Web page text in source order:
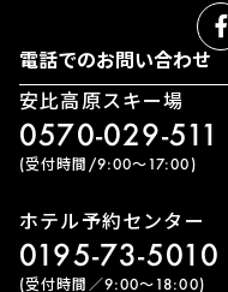
電話でのお問い合わせ
安比高原スキー場
0570-029-511
(受付時間/9:00〜17:00)
ホテル予約センター
0195-73-5010
(受付時間／9:00〜18:00)